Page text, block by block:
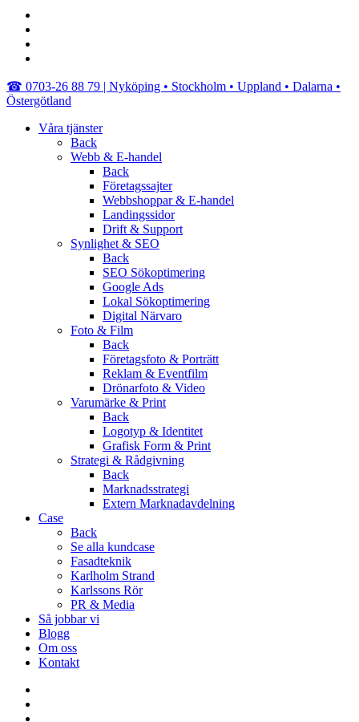
Close
Menu
☎︎ 0703-26 88 79 | Nyköping • Stockholm • Uppland • Dalarna •
Östergötland
Våra tjänster
Back
Webb & E-handel
Back
Företagssajter
Webbshoppar & E-handel
Landingssidor
Drift & Support
Synlighet & SEO
Back
SEO Sökoptimering
Google Ads
Lokal Sökoptimering
Digital Närvaro
Foto & Film
Back
Företagsfoto & Porträtt
Reklam & Eventfilm
Drönarfoto & Video
Varumärke & Print
Back
Logotyp & Identitet
Grafisk Form & Print
Strategi & Rådgivning
Back
Marknadsstrategi
Extern Marknadavdelning
Case
Back
Se alla kundcase
Fasadteknik
Karlholm Strand
Karlssons Rör
PR & Media
Så jobbar vi
Blogg
Om oss
Kontakt